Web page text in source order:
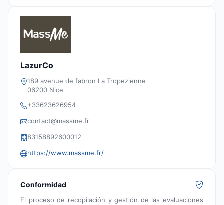
LazurCo
189 avenue de fabron La Tropezienne
06200 Nice
+33623626954
contact@massme.fr
83158892600012
https://www.massme.fr/
Conformidad
El proceso de recopilación y gestión de las evaluaciones